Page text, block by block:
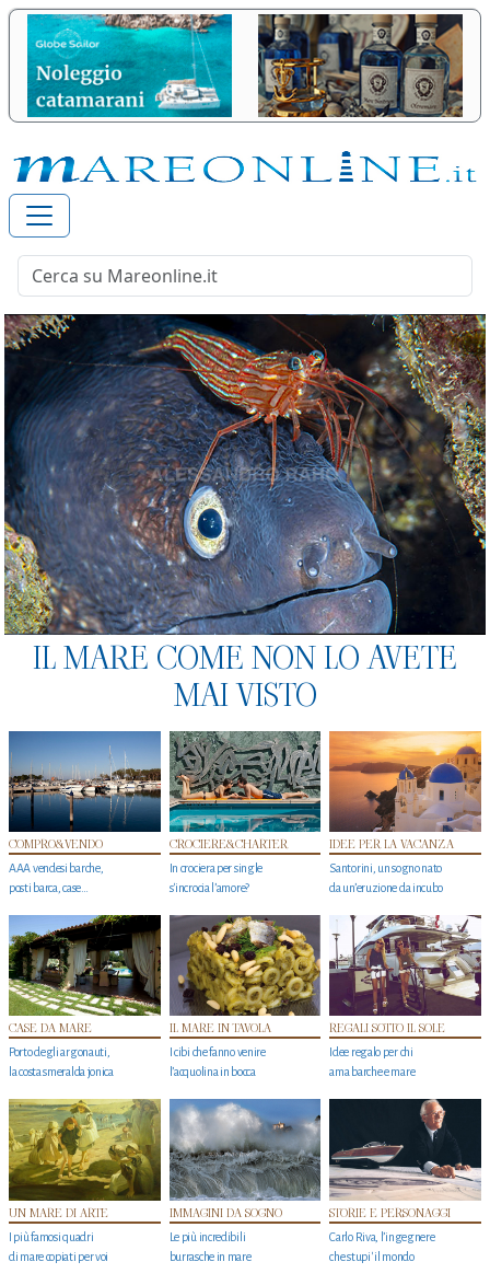
IL MARE COME NON LO AVETE
MAI VISTO
COMPRO&VENDO
AAA vendesi barche,
posti barca, case…
CROCIERE&CHARTER
In crociera per single
s'incrocia l’amore?
IDEE PER LA VACANZA
Santorini, un sogno nato
da un’eruzione da incubo
CASE DA MARE
Porto degli argonauti,
la costa smeralda jonica
IL MARE IN TAVOLA
I cibi che fanno venire
l’acquolina in bocca
REGALI SOTTO IL SOLE
Idee regalo per chi
ama barche e mare
UN MARE DI ARTE
I più famosi quadri
di mare copiati per voi
IMMAGINI DA SOGNO
Le più incredibili
burrasche in mare
STORIE E PERSONAGGI
Carlo Riva, l’ingegnere
che stupi' il mondo